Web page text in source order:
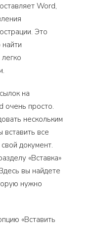
Word,
Это
на
очень просто.
нескольким
все
документ.
«Вставка»
вы найдете
нужно
«Вставить